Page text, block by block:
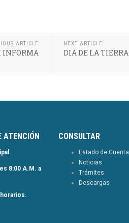
ARTICLE NEXT ARTICLE
DIA DE LA TIERRA
ATENCIÓN
8:00 A.M. a
CONSULTAR
Estado de Cuenta
Noticias
Trámites
Descargas